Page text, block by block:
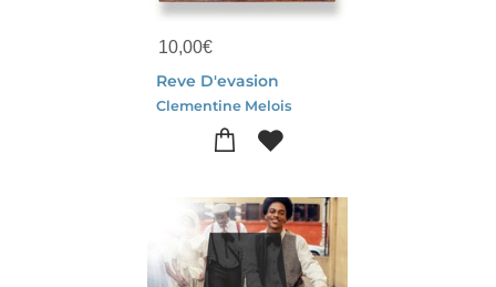
10,00€
Reve D'evasion
Clementine Melois